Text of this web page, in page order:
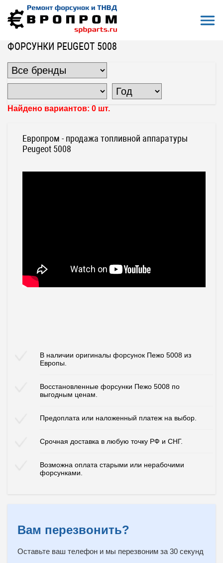
На главную Все форсунки
Форсунки Peugeot
Форсунки Peugeot 5008
ФОРСУНКИ PEUGEOT 5008
Найдено вариантов: 0 шт.
Европром - продажа топливной аппаратуры
Peugeot 5008
В наличии оригиналы форсунок Пежо 5008 из
Европы.
Восстановленные форсунки Пежо 5008 по
выгодным ценам.
Предоплата или наложенный платеж на выбор.
Срочная доставка в любую точку РФ и СНГ.
Возможна оплата старыми или нерабочими
форсунками.
Вам перезвонить?
Оставьте ваш телефон и мы перезвоним за 30 секунд